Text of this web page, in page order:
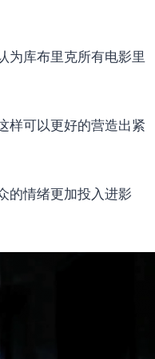
为库布里克所有电影里
样可以更好的营造出紧
的情绪更加投入进影